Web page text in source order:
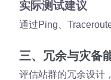
实际测试建议
通过Ping、
三、冗余与灾备
评估站群的冗余设计